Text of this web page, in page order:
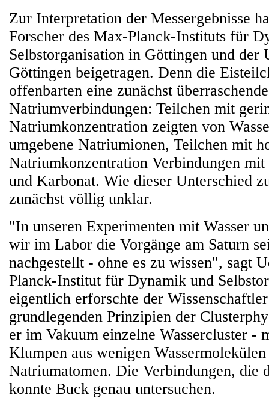
Zur Interpretation der Messergebnisse
Forscher des Max-Planck-Instituts für
Selbstorganisation in Göttingen und der
Göttingen beigetragen. Denn die
offenbarten eine zunächst
Natriumverbindungen: Teilchen mit
Natriumkonzentration zeigten von
umgebene Natriumionen, Teilchen mit
Natriumkonzentration Verbindungen
und Karbonat. Wie dieser Unterschied
zunächst völlig unklar.
"In unseren Experimenten mit Wasser
wir im Labor die Vorgänge am Saturn
nachgestellt - ohne es zu wissen", sagt
Planck-Institut für Dynamik und
eigentlich erforschte der
grundlegenden Prinzipien der
er im Vakuum einzelne Wassercluster -
Klumpen aus wenigen
Natriumatomen. Die Verbindungen, die
konnte Buck genau untersuchen.